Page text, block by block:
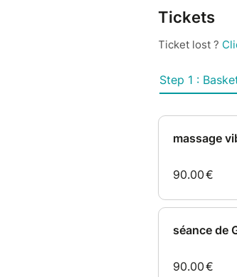
unique, et
elle, au
J'utilise
diapasons.
Je m'adresse
mental. Les
Dans la plus
soin de
de grands
refont surface.
Je suis là,
Tickets